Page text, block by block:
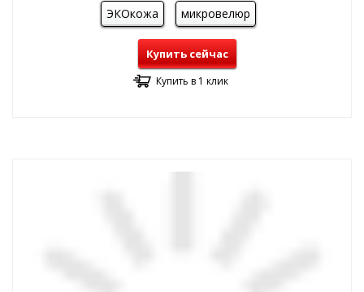
ЭКОкожа
микровелюр
Купить сейчас
Купить в 1 клик